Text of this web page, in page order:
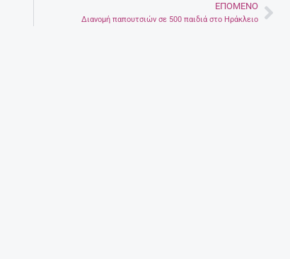
ΕΠΌΜΕΝΟ
Διανομή παπουτσιών σε 500 παιδιά στο ΗράκλειοNext